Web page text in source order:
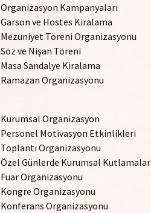
Organizasyon Kampanyaları
Garson ve Hostes Kiralama
Mezuniyet Töreni Organizasyonu
Söz ve Nişan Töreni
Masa Sandalye Kiralama
Ramazan Organizasyonu
Kurumsal Organizasyon
Personel Motivasyon Etkinlikleri
Toplantı Organizasyonu
Özel Günlerde Kurumsal Kutlamalar
Fuar Organizasyonu
Kongre Organizasyonu
Konferans Organizasyonu